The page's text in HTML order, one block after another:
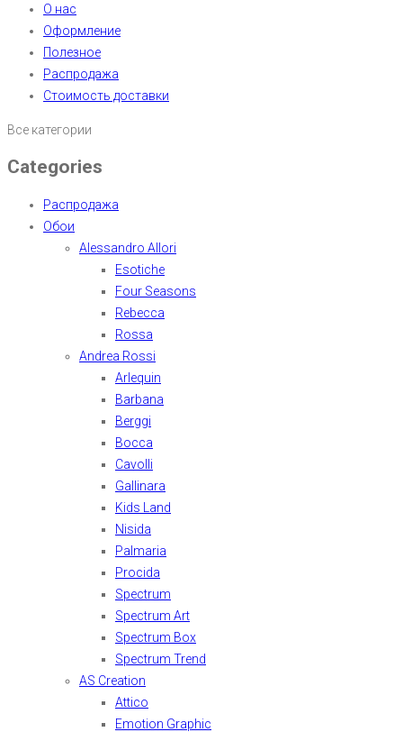
О нас
Оформление
Полезное
Распродажа
Стоимость доставки
Все категории
Categories
Распродажа
Обои
Alessandro Allori
Esotiche
Four Seasons
Rebecca
Rossa
Andrea Rossi
Arlequin
Barbana
Berggi
Bocca
Cavolli
Gallinara
Kids Land
Nisida
Palmaria
Procida
Spectrum
Spectrum Art
Spectrum Box
Spectrum Trend
AS Creation
Attico
Emotion Graphic